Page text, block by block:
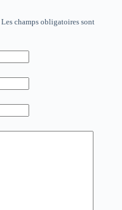
Les champs obligatoires sont